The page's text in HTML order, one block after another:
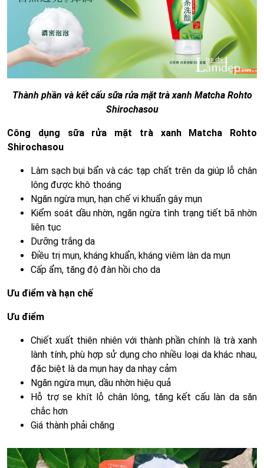
Thành phần và kết cấu sữa rửa mặt trà xanh Matcha Rohto
Shirochasou
Công dụng sữa rửa mặt trà xanh Matcha Rohto
Shirochasou
Làm sạch bụi bẩn và các tạp chất trên da giúp lỗ chân
lông được khô thoáng
Ngăn ngừa mụn, hạn chế vi khuẩn gây mụn
Kiểm soát dầu nhờn, ngăn ngừa tình trạng tiết bã nhờn
liên tục
Dưỡng trắng da
Điều trị mụn, kháng khuẩn, kháng viêm làn da mụn
Cấp ẩm, tăng độ đàn hồi cho da
Ưu điểm và hạn chế
Ưu điểm
Chiết xuất thiên nhiên với thành phần chính là trà xanh
lành tính, phù hợp sử dụng cho nhiều loại da khác nhau,
đặc biệt là da mụn hay da nhạy cảm
Ngăn ngừa mụn, dầu nhờn hiệu quả
Hỗ trợ se khít lỗ chân lông, tăng kết cấu làn da săn
chắc hơn
Giá thành phải chăng